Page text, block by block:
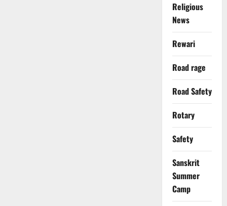
Religious
News
Rewari
Road rage
Road Safety
Rotary
Safety
Sanskrit
Summer
Camp